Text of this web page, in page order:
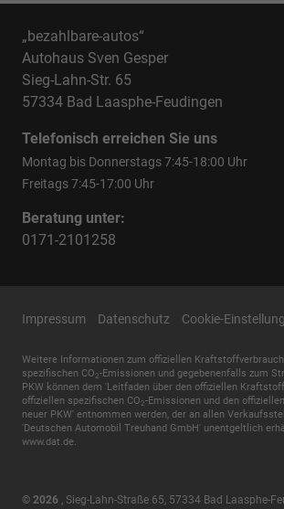
„bezahlbare-autos“
Autohaus Sven Gesper
Sieg-Lahn-Str. 65
57334 Bad Laasphe-Feudingen
Telefonisch erreichen Sie uns
Montag bis Donnerstags 7:45-18:00 Uhr
Freitags 7:45-17:00 Uhr
Beratung unter:
0171-2101258
Impressum Datenschutz Cookie-
Weitere Informationen zum offiziellen
spezifischen CO2-Emissionen und gegebenenfalls zum
PKW können dem 'Leitfaden über den offiziellen
offiziellen spezifischen CO2-Emissionen und den
neuer PKW' entnommen werden, der an allen
'Deutschen Automobil Treuhand GmbH' unentgeltlich
www.dat.de.
© 2026 , Sieg-Lahn-Straße 65, 57334 Bad Laasphe-